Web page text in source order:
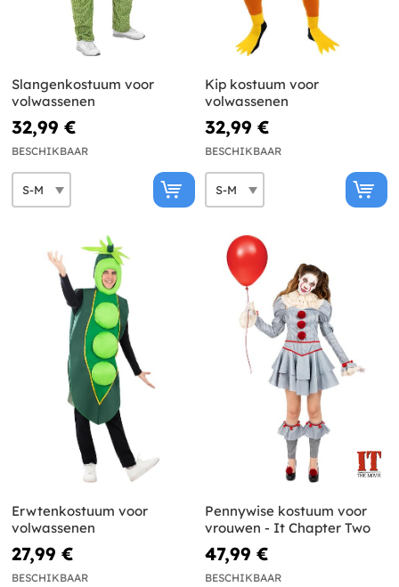
Slangenkostuum voor
volwassenen
32,99 €
BESCHIKBAAR
Kip kostuum voor
volwassenen
32,99 €
BESCHIKBAAR
Erwtenkostuum voor
volwassenen
27,99 €
BESCHIKBAAR
Pennywise kostuum voor
vrouwen - It Chapter Two
47,99 €
BESCHIKBAAR